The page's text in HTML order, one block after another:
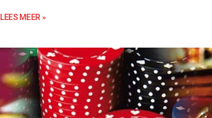
LEES MEER »